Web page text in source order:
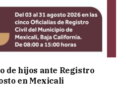
de hijos ante Registro
en Mexicali